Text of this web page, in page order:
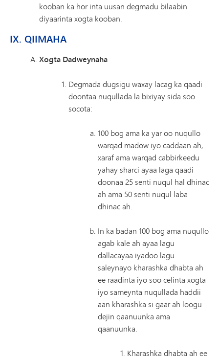
kooban ka hor inta uusan degmadu bilaabin
diyaarinta xogta kooban.
IX. QIIMAHA
Xogta Dadweynaha
Degmada dugsigu waxay lacag ka qaadi
doontaa nuqullada la bixiyay sida soo
socota:
100 bog ama ka yar oo nuqullo
warqad madow iyo caddaan ah,
xaraf ama warqad cabbirkeedu
yahay sharci ayaa laga qaadi
doonaa 25 senti nuqul hal dhinac
ah ama 50 senti nuqul laba
dhinac ah.
In ka badan 100 bog ama nuqullo
agab kale ah ayaa lagu
dallacayaa iyadoo lagu
saleynayo kharashka dhabta ah
ee raadinta iyo soo celinta xogta
iyo sameynta nuqullada haddii
aan kharashka si gaar ah loogu
dejin qaanuunka ama
qaanuunka.
Kharashka dhabta ah ee